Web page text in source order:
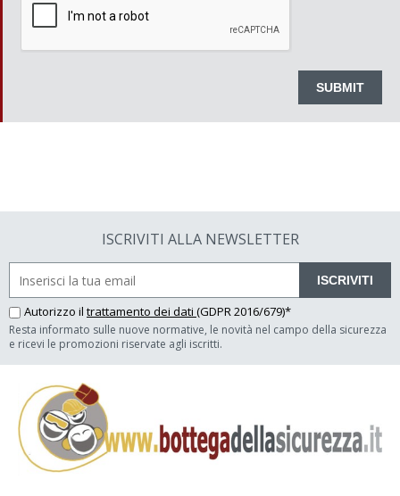
ISCRIVITI ALLA NEWSLETTER
ISCRIVITI
Autorizzo il trattamento dei dati (GDPR 2016/679)*
Resta informato sulle nuove normative, le novità nel campo della sicurezza
e ricevi le promozioni riservate agli iscritti.